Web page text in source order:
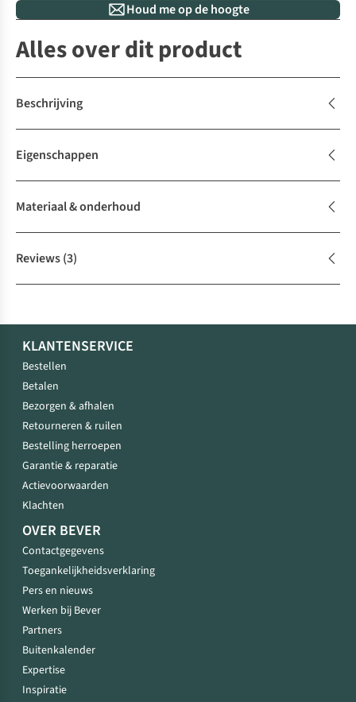
Houd me op de hoogte
Alles over dit product
Beschrijving
Eigenschappen
Materiaal & onderhoud
Reviews(3)
KLANTENSERVICE
Bestellen
Betalen
Bezorgen & afhalen
Retourneren & ruilen
Bestelling herroepen
Garantie & reparatie
Actievoorwaarden
Klachten
OVER BEVER
Contactgegevens
Toegankelijkheidsverklaring
Pers en nieuws
Werken bij Bever
Partners
Buitenkalender
Expertise
Inspiratie